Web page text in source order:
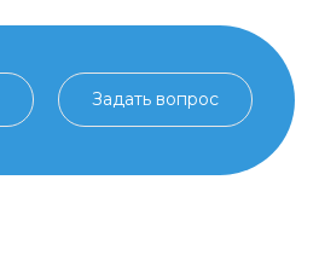
Задать вопрос